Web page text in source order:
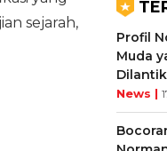
sejarah,
Profil
Muda
News |